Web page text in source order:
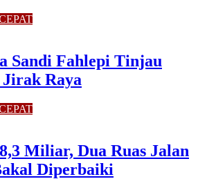
Sandi Fahlepi Tinjau
Raya
Miliar, Dua Ruas Jalan
Diperbaiki